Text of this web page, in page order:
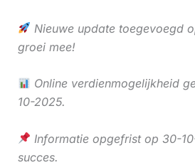
Nieuwe update toegevoegd
groei mee!
Online verdienmogelijkheid
10-2025.
Informatie opgefrist op 30-
succes.